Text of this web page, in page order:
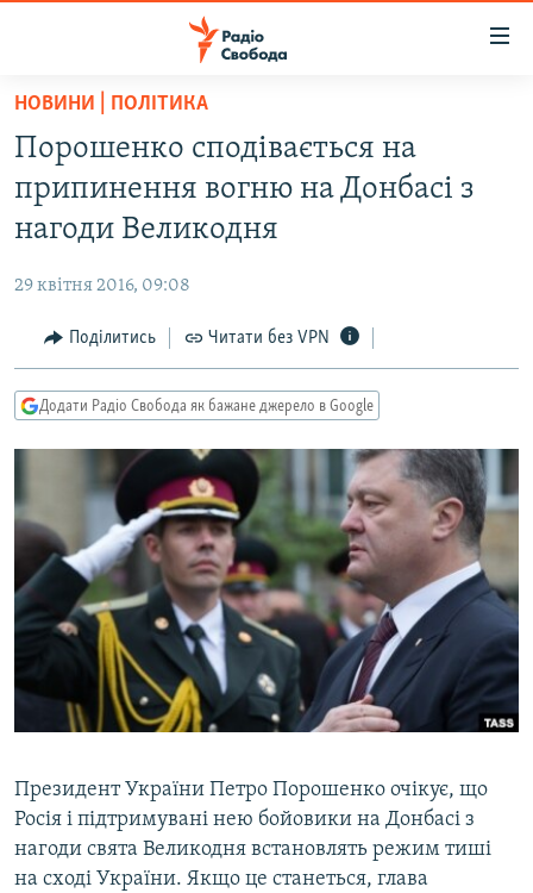
Перейти
основного
матеріалу
Перейти
до
основної
Перейти
до
пошуку
ВСЕ ЗА ДОБУ
СТАТТІ
СУСПІЛЬСТВО
РОСІЙСЬКА «ФІЛЬТРАЦІЯ»
ДОНБАС.РЕАЛІЇ
ТИ ЯК?
ПРИАЗОВ’Я
КИТАЙ.ВИКЛИКИ
МУЛЬТИМЕДІА
ФОТО
СПЕЦПРОЄКТИ
ПОДКАСТИ
КРИМ РЕАЛІЇ
РУС
УКР
НОВИНИ | ПОЛІТИКА
Порошенко сподівається на
припинення вогню на Донбасі з
нагоди Великодня
29 квітня 2016, 09:08
Поділитись Читати без VPN
Додати Радіо Свобода як бажане джерело в Google
Президент України Петро Порошенко очікує, що
Росія і підтримувані нею бойовики на Донбасі з
нагоди свята Великодня встановлять режим тиші
на сході України. Якщо це станеться, глава